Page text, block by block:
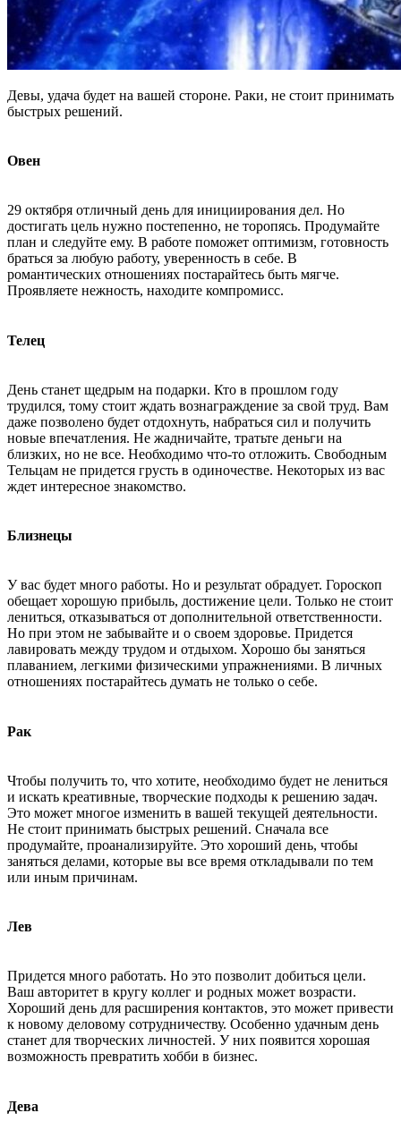
Девы, удача будет на вашей стороне. Раки, не стоит принимать
быстрых решений.
Овен
29 октября отличный день для инициирования дел. Но
достигать цель нужно постепенно, не торопясь. Продумайте
план и следуйте ему. В работе поможет оптимизм, готовность
браться за любую работу, уверенность в себе. В
романтических отношениях постарайтесь быть мягче.
Проявляете нежность, находите компромисс.
Телец
День станет щедрым на подарки. Кто в прошлом году
трудился, тому стоит ждать вознаграждение за свой труд. Вам
даже позволено будет отдохнуть, набраться сил и получить
новые впечатления. Не жадничайте, тратьте деньги на
близких, но не все. Необходимо что-то отложить. Свободным
Тельцам не придется грусть в одиночестве. Некоторых из вас
ждет интересное знакомство.
Близнецы
У вас будет много работы. Но и результат обрадует. Гороскоп
обещает хорошую прибыль, достижение цели. Только не стоит
лениться, отказываться от дополнительной ответственности.
Но при этом не забывайте и о своем здоровье. Придется
лавировать между трудом и отдыхом. Хорошо бы заняться
плаванием, легкими физическими упражнениями. В личных
отношениях постарайтесь думать не только о себе.
Рак
Чтобы получить то, что хотите, необходимо будет не лениться
и искать креативные, творческие подходы к решению задач.
Это может многое изменить в вашей текущей деятельности.
Не стоит принимать быстрых решений. Сначала все
продумайте, проанализируйте. Это хороший день, чтобы
заняться делами, которые вы все время откладывали по тем
или иным причинам.
Лев
Придется много работать. Но это позволит добиться цели.
Ваш авторитет в кругу коллег и родных может возрасти.
Хороший день для расширения контактов, это может привести
к новому деловому сотрудничеству. Особенно удачным день
станет для творческих личностей. У них появится хорошая
возможность превратить хобби в бизнес.
Дева